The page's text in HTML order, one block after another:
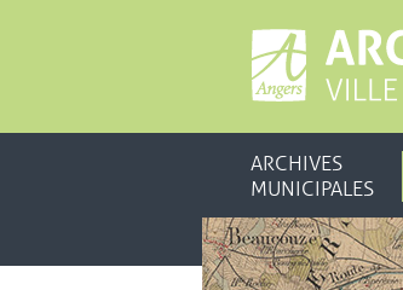
ARCHIVES
MUNICIPALES